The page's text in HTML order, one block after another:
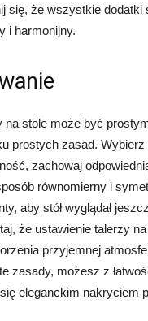
się, że wszystkie dodatki
i harmonijny.
na stole może być
prostych zasad. Wybierz
zachowaj
równomierny i
aby stół wyglądał
że ustawienie talerzy
przyjemnej
zasady, możesz z
eleganckim nakryciem